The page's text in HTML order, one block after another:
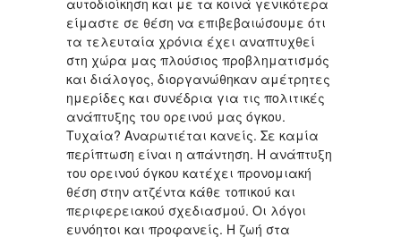
είμαστε σε θέση να επιβεβαιώσουμε ότι
τα τελευταία χρόνια έχει αναπτυχθεί
στη χώρα μας πλούσιος προβληματισμός
και διάλογος, διοργανώθηκαν αμέτρητες
ημερίδες και συνέδρια για τις πολιτικές
ανάπτυξης του ορεινού μας όγκου.
Τυχαία? Αναρωτιέται κανείς. Σε καμία
περίπτωση είναι η απάντηση. Η ανάπτυξη
του ορεινού όγκου κατέχει προνομιακή
θέση στην ατζέντα κάθε τοπικού και
περιφερειακού σχεδιασμού. Οι λόγοι
ευνόητοι και προφανείς. Η ζωή στα